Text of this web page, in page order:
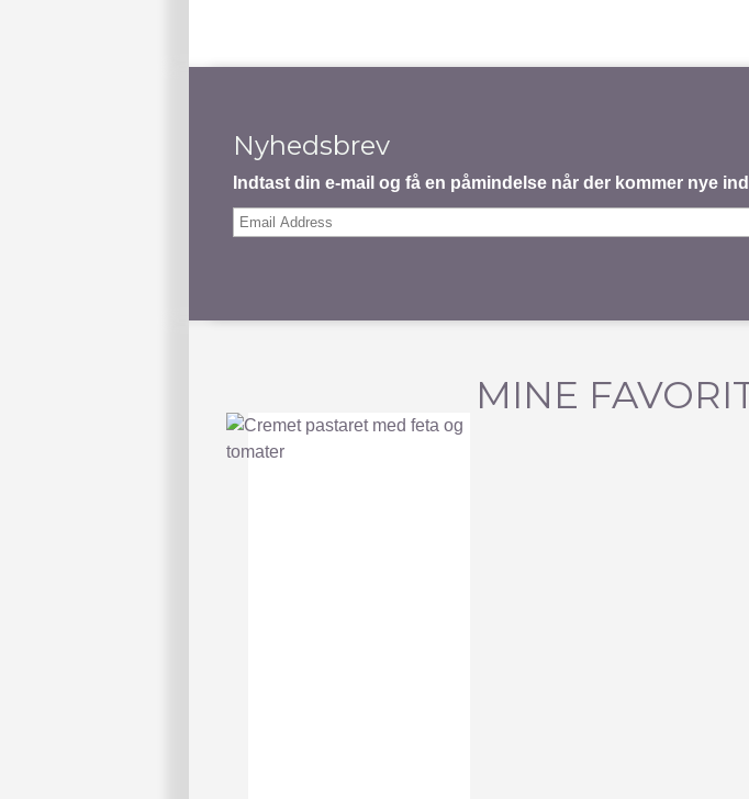
Nyhedsbrev
Indtast din e-mail og få en påmindelse når der kommer nye
Email
MINE